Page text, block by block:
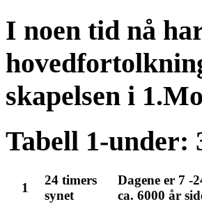
I noen tid nå
skapelsen i
Tabell 1-under:
1
24 timers
synet
Dagene er 7 -
ca. 6000 år